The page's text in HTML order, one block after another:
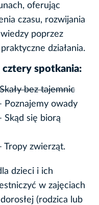
oferując
czasu, rozwijania
poprzez
działania.
cztery spotkania:
bez tajemnic
Poznajemy owady
Skąd się biorą
Tropy zwierząt.
dzieci i ich
w zajęciach
(rodzica lub